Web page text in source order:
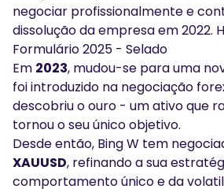
negociar profissionalmente e
dissolução da empresa em 2022.
Formulário 2025 - Selado
Em 2023, mudou-se para uma
foi introduzido na negociação
descobriu o ouro - um ativo que
tornou o seu único objetivo.
Desde então, Bing W tem
XAUUSD, refinando a sua
comportamento único e da